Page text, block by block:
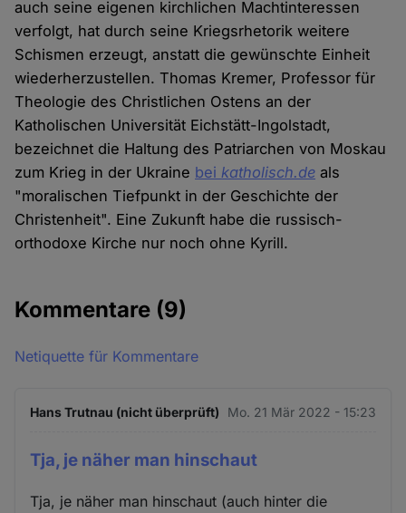
auch seine eigenen kirchlichen Machtinteressen
verfolgt, hat durch seine Kriegsrhetorik weitere
Schismen erzeugt, anstatt die gewünschte Einheit
wiederherzustellen. Thomas Kremer, Professor für
Theologie des Christlichen Ostens an der
Katholischen Universität Eichstätt-Ingolstadt,
bezeichnet die Haltung des Patriarchen von Moskau
zum Krieg in der Ukraine beikatholisch.de als
"moralischen Tiefpunkt in der Geschichte der
Christenheit". Eine Zukunft habe die russisch-
orthodoxe Kirche nur noch ohne Kyrill.
Kommentare (9)
Netiquette für Kommentare
Hans Trutnau (nicht überprüft) Mo. 21 Mär 2022 - 15:23
Tja, je näher man hinschaut
Tja, je näher man hinschaut (auch hinter die